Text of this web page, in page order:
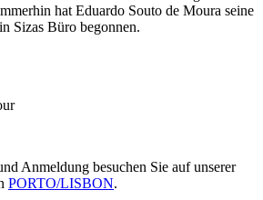
hat Eduardo Souto de Moura seine
Sizas Büro begonnen.
Anmeldung besuchen Sie auf unserer
PORTO/LISBON.